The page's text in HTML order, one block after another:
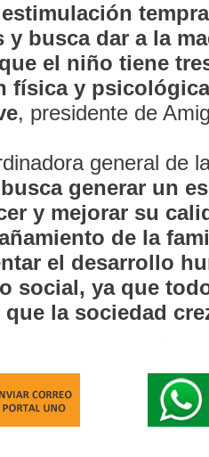
y busca dar a la
el niño tiene
física y psicológica
, presidente de
general de
generar un
y mejorar su
de la
el desarrollo
social, ya que
la sociedad